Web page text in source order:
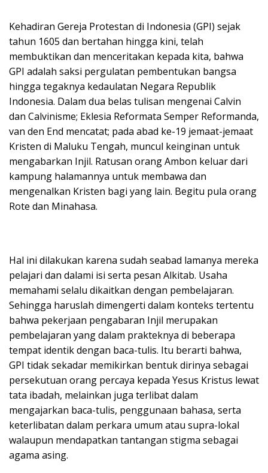
Kehadiran Gereja Protestan di Indonesia (GPI) sejak
tahun 1605 dan bertahan hingga kini, telah
membuktikan dan menceritakan kepada kita, bahwa
GPI adalah saksi pergulatan pembentukan bangsa
hingga tegaknya kedaulatan Negara Republik
Indonesia. Dalam dua belas tulisan mengenai Calvin
dan Calvinisme; Eklesia Reformata Semper Reformanda,
van den End mencatat; pada abad ke-19 jemaat-jemaat
Kristen di Maluku Tengah, muncul keinginan untuk
mengabarkan Injil. Ratusan orang Ambon keluar dari
kampung halamannya untuk membawa dan
mengenalkan Kristen bagi yang lain. Begitu pula orang
Rote dan Minahasa.
Hal ini dilakukan karena sudah seabad lamanya mereka
pelajari dan dalami isi serta pesan Alkitab. Usaha
memahami selalu dikaitkan dengan pembelajaran.
Sehingga haruslah dimengerti dalam konteks tertentu
bahwa pekerjaan pengabaran Injil merupakan
pembelajaran yang dalam prakteknya di beberapa
tempat identik dengan baca-tulis. Itu berarti bahwa,
GPI tidak sekadar memikirkan bentuk dirinya sebagai
persekutuan orang percaya kepada Yesus Kristus lewat
tata ibadah, melainkan juga terlibat dalam
mengajarkan baca-tulis, penggunaan bahasa, serta
keterlibatan dalam perkara umum atau supra-lokal
walaupun mendapatkan tantangan stigma sebagai
agama asing.